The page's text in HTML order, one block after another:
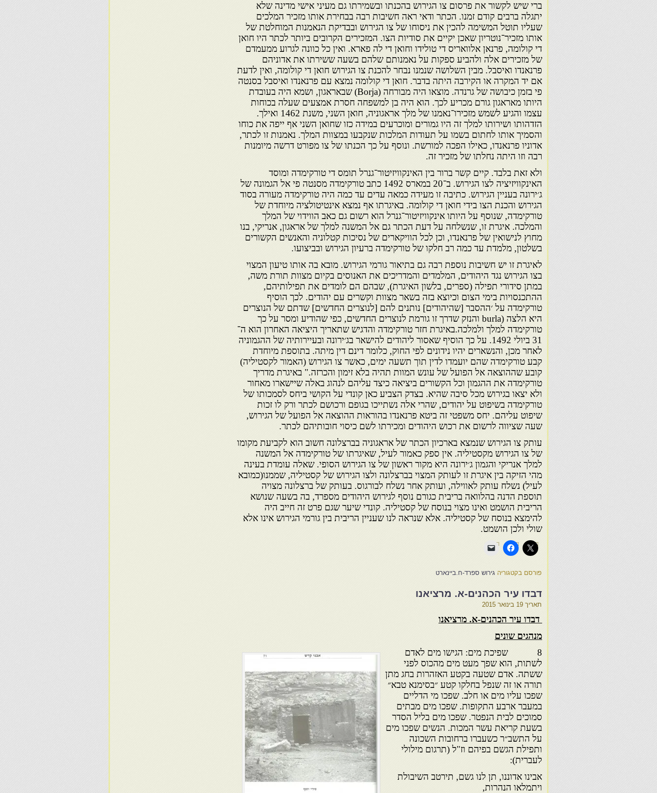
ברי שיש לקשור את פרסום צו הגירוש בהכנתו ובשמירתו גם מעיני אישי מדינה שלא
יתגלה ברבים קודם זמנו. הכתר ודאי ראה חשיבות רבה בבחירת אותו מזכיר המלכים
שעליו תוטל המשימה להכין את ניסוחו של צו הגירוש ובבדיקת הנאמנות המוחלטת של
אותו מזכיר־נוטריון שאכן יקיים את סודיות הצו. המזכירים הקרובים ביותר לכתר היו חואן
די קולומה, פרנאן אלוואריס די טולידו וחואן די לה פארא. ואין כל כוונה לגרוע ממעמדם
של מזכירים אלה ולהביע ספקות על נאמנותם שלהם בשעה ששירתו את אדוניהם
פרנאנדו ואיסבל. מבין השלושה שנמנו נבחר להכנת צו הגירוש חואן די קולומה, ואין לדעת
אם יד המקרה או הקירבה היתה בדבר. חואן די קולומה נמצא עם פרנאנדו ואיסבל בסנטה
פי בזמן כיבושה של גרנדה. מוצאו היה מבורחה (Borja) שבאראגון, ושמא היה בעובדת
היותו מאראגון גורם מכריע לכך. הוא היה בן למשפחה חסרת אמצעים שעלה בכוחות
עצמו והגיע לשמש מזכירו־נאמנו של מלך אראגוניה, חואן השני, משנת 1462 ואילך.
הזדהותו ושירותו למלך זה היו גמורים ומוכרעים במידה כזו שחואן השני אף ייפה את כוחו
והסמיך אותו לחתום בשמו על תעודות המלכות שנקבעו במצוות המלך. נאמנות זו לכתר,
אדוניו פרנאנדו, כאילו הפכה למורשת. ונוסף על כך הכנתו של צו מפורט דרשה מיומנות
רבה וזו היתה נחלתו של מזכיר זה.
ולא זאת בלבד. קיים קשר ברור בין האינקוויזיטור־גנרל תומס די טורקימדה ומוסד
האינקוויזיציה לצו הגירוש. ב־20 במארס 1492 כתב טורקימדה מסנטה פי אל הגמונה של
ג׳ירונה בעניין הגירוש. כתיבה זו מעידה כמאה עדים עד כמה היה טורקימדה מעורה בסוד
הגירוש והכנת הצו בידי חואן די קולומה. באיגרתו אף נמצא אינטיטולציה מיוחדת של
טורקימדה, שנוסף על היותו אינקוויזיטור־גנרל הוא רשום גם כאב הווידוי של המלך
והמלכה. איגרת זו, שנשלחה על דעת הכתר גם אל המשנה למלך של אראגון, אנריקי, בנו
מחוץ לנישואין של פרנאנדו, וכן לכל הוויקארים של נסיכות קטלוניה והאנשים הקשורים
בשלטון, מלמדת עד כמה רב חלקו של טורקימדה ברעיון הגירוש ובביצועו.
לאיגרת זו יש חשיבות נוספת רבה גם בתיאור גורמי הגירוש. מובא בה אותו טיעון המצוי
בצו הגירוש נגד היהודים, המלמדים והמדריכים את האנוסים בקיום מצוות תורת משה,
במתן סידורי תפילה (ספרים, בלשון האיגרת), שבהם הם לומדים את תפילותיהם,
ההתכנסויות בימי הצום וכיוצא בזה בשאר מצוות וקשרים עם יהודים. לכך הוסיף
טורקימדה על ׳ההסבר [שהיהודים] נותנים להם [לנוצרים החדשים] שדתם של הנוצרים
היא הלצה (burla והנזק שדרך זו גורמת לנוצרים החדשים, כפי שהודיע ומסר על כך
טורקימדה למלך ולמלכה.באיגרת חזר טורקימדה והדגיש שתאריך היציאה האחרון הוא ה־
31 ביולי 1492. על כך הוסיף שאסור ליהודים להישאר בג׳ירונה ובעיירותיה של ההגמוניה
לאחר מכן, והנשארים יהיו נידונים לפי החוק, כלומר דינם דין מיתה. בתוספת מיוחדת
קבע טורקימדה שהם יועמדו לדין תוך תשעה ימים, כאשר צו הגירוש (האמור לקסטיליה)
קובע שההוצאה אל הפועל של עונש המוות תהיה בלא זימון והכרזה." באיגרת מדריך
טורקימדה את ההגמון וכל הקשורים ביציאה כיצד עליהם לנהוג באלה שיישארו מאחור
ולא יצאו בגירוש מכל סיבה שהיא. בצדק הצביע כאן קונדי על הקושי ביחס לסמכותו של
טורקימדה בשיפוט על יהודים, שהרי אלה נשתייכו בגופם ורכושם לכתר ורק לו זכות
שיפוט עליהם. יחס משפטי זה ביטא פרנאנדו בהוראות ההוצאה אל הפועל של הגירוש,
שעה שציווה לרשום את רכוש היהודים ומכירתו לשם כיסוי חובותיהם לכתר.
עותק צו הגירוש שנמצא בארכיון הכתר של אראגוניה בברצלונה חשוב הוא לקביעת מקומו
של צו הגירוש מקסטיליה. אין ספק כאמור לעיל, שאיגרתו של טורקימדה אל המשנה
למלך אנריקי והגמון ג׳ירונה היא מקור ראשון של צו הגירוש הסופי. שאלה עומדת בעינה
מהי הזיקה בין איגרת זו לעותק המצוי בברצלונה ולצו הגירוש של קסטיליה, שממנו(כמובא
לעיל) נשלח עותק לאווילה, ועותק אחר נשלח לבורגוס. בעותק של ברצלונה מצויה
תוספת הדנה בהלוואה בריבית כגורם נוסף לגירוש היהודים מספרד, בה בשעה שנושא
הריבית הושמט ואינו מצוי בנוסח של קסטיליה. קונדי שיער שגם פרט זה חייב היה
להימצא בנוסח של קסטיליה. אלא שנראה לנו שעניין הריבית בין גורמי הגירוש אינו אלא
שולי ולכן הושמט.
פורסם בקטגוריה גירוש ספרד-ח.ביינארט
דבדו עיר הכהנים-א. מרציאנו
תאריך 19 בינואר 2015
דבדו עיר הכהנים-א. מרציאנו
מנהגים שונים
8 שפיכת מים: הגישו מים לאדם
לשתות, הוא שפך מעט מים מהכוס לפני
ששתה. אדם שטעה בקטע האזהרות בחג מתן
תורה או זה שנפל בחלקו קטע ״בסימנא טבא״
שפכו עליו מים או חלב. שפכו מי הדליים
במעבר ארבע התקופות. שפכו מים מבתים
סמוכים לבית הנפטר. שפכו מים בליל הסדר
בשעת קריאת עשר המכות. הנשים שפכו מים
על התשב״ר כשעברו ברחובות השכונה
ותפילת הגשם בפיהם וז"ל (תרגום מילולי
לעברית):
אבינו אדוננו, תן לנו גשם, תירטב השיבולת
ויתמלאו הנהרות,